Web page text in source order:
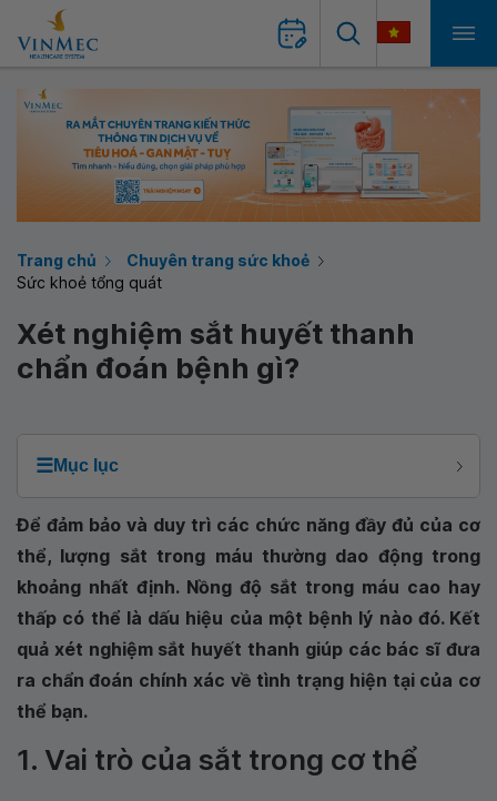
Trang chủ
Chuyên trang sức khoẻ
Sức khoẻ tổng quát
Xét nghiệm sắt huyết thanh
chẩn đoán bệnh gì?
☰Mục lục
Để đảm bảo và duy trì các chức năng đầy đủ của cơ
thể, lượng sắt trong máu thường dao động trong
khoảng nhất định. Nồng độ sắt trong máu cao hay
thấp có thể là dấu hiệu của một bệnh lý nào đó. Kết
quả xét nghiệm sắt huyết thanh giúp các bác sĩ đưa
ra chẩn đoán chính xác về tình trạng hiện tại của cơ
thể bạn.
1. Vai trò của sắt trong cơ thể